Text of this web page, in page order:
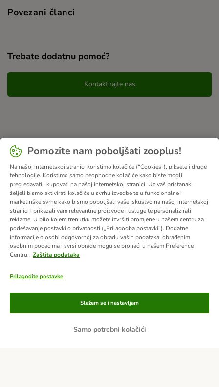
Povezani članci
Trebate dodatnu pomoć?
Kontaktirajte nas
Načini plaćanja
Pouzećem
Pomozite nam poboljšati zooplus!
Na našoj internetskoj stranici koristimo kolačiće (“Cookies”), piksele i druge
tehnologije. Koristimo samo neophodne kolačiće kako biste mogli
pregledavati i kupovati na našoj internetskoj stranici. Uz vaš pristanak,
željeli bismo aktivirati kolačiće u svrhu izvedbe te u funkcionalne i
marketinške svrhe kako bismo poboljšali vaše iskustvo na našoj internetskoj
stranici i prikazali vam relevantne proizvode i usluge te personalizirali
reklame. U bilo kojem trenutku možete izvršiti promjene u našem centru za
podešavanje postavki o privatnosti („Prilagodba postavki“). Dodatne
informacije o osobi odgovornoj za obradu vaših podataka, obrađenim
osobnim podacima i svrsi obrade mogu se pronaći u našem Preference
Centru. Zaštita podataka
Prilagodite postavke
Samo potrebni kolačići
Slažem se i nastavljam